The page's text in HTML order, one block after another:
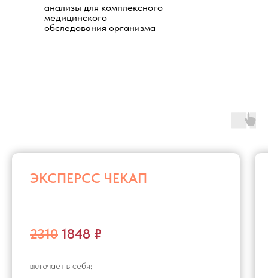
анализы для комплексного
медицинского
обследования организма
ЭКСПЕРСС ЧЕКАП
2310 1848 ₽
включает в себя: